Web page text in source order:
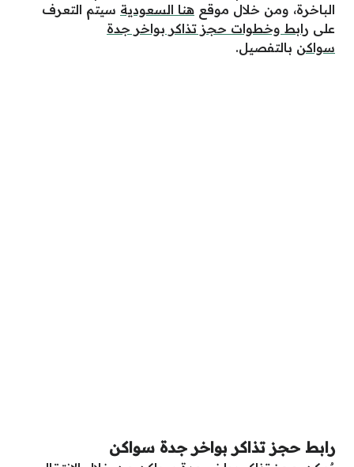
الباخرة، ومن خلال موقع هنا السعودية سيتم التعرف
على رابط وخطوات حجز تذاكر بواخر جدة
سواكن بالتفصيل.
رابط حجز تذاكر بواخر جدة سواكن